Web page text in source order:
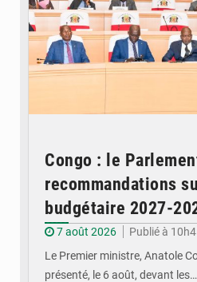
Congo : le
recommandations
budgétaire 2027-
7 août 2026
Publié à
Le Premier ministre, Anatole
présenté, le 6 août, devant les…